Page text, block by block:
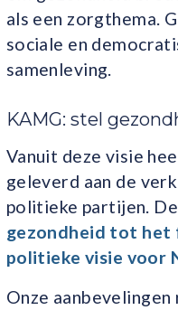
als een zorgthema.
sociale en
samenleving.
KAMG: stel
Vanuit deze visie
geleverd aan de
politieke partijen.
gezondheid tot het
politieke visie voor
Onze